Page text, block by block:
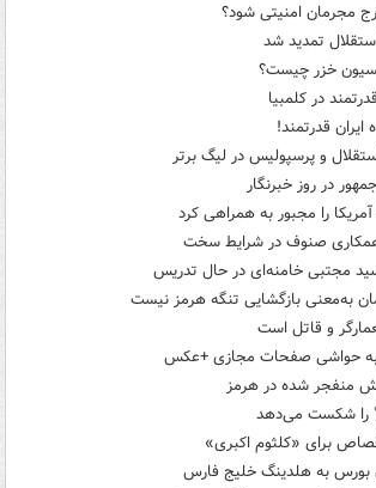
مجرمان امنیتی شود؟
تمدید شد
خزر چیست؟
در کلمبیا
ایران قدرتمند!
و پرسپولیس در لیگ برتر
در روز خبرنگار
را مجبور به همراهی کرد
همکاری صنوف در شرایط سخت
سید مجتبی خامنه‌ای در حال تدریس
به‌معنی بازگشایی تنگه هرمز نیست
و قاتل است
به حواشی صفحات مجازی +عکس
منفجر شده در هرمز
را شکست می‌دهد